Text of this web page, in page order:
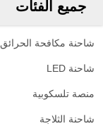
جميع الفئات
شاحنة مكافحة الحرائق
شاحنة LED
منصة تلسكوبية
شاحنة الثلاجة